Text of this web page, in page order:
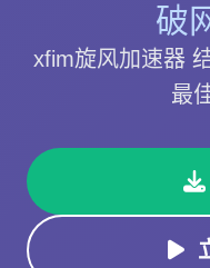
破
xfim旋风加速器
最